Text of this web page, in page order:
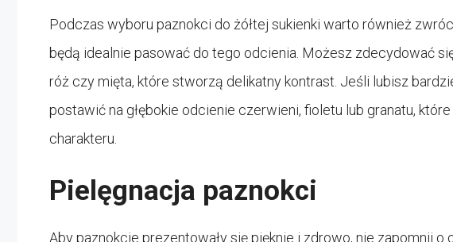
Podczas wyboru paznokci do żółtej sukienki warto również
będą idealnie pasować do tego odcienia. Możesz zdecydować
róż czy mięta, które stworzą delikatny kontrast. Jeśli lubisz
postawić na głębokie odcienie czerwieni, fioletu lub granatu,
charakteru.
Pielęgnacja paznokci
Aby paznokcie prezentowały się pięknie i zdrowo, nie zapomnij o